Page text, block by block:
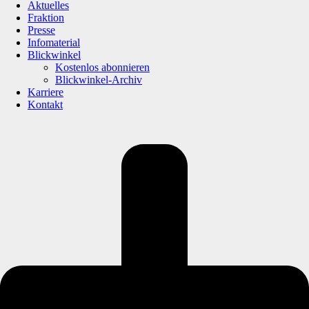
Aktuelles
Fraktion
Presse
Infomaterial
Blickwinkel
Kostenlos abonnieren
Blickwinkel-Archiv
Karriere
Kontakt